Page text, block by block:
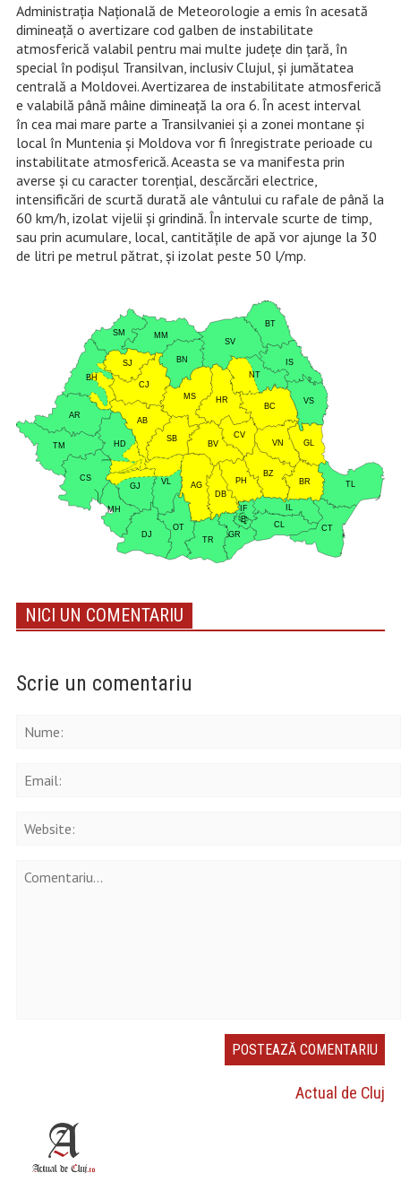
Administrația Națională de Meteorologie a emis în acesată
dimineață o avertizare cod galben de instabilitate
atmosferică valabil pentru mai multe județe din țară, în
special în podișul Transilvan, inclusiv Clujul, și jumătatea
centrală a Moldovei. Avertizarea de instabilitate atmosferică
e valabilă până mâine dimineață la ora 6. În acest interval
în cea mai mare parte a Transilvaniei și a zonei montane și
local în Muntenia și Moldova vor fi înregistrate perioade cu
instabilitate atmosferică. Aceasta se va manifesta prin
averse și cu caracter torențial, descărcări electrice,
intensificări de scurtă durată ale vântului cu rafale de până la
60 km/h, izolat vijelii și grindină. În intervale scurte de timp,
sau prin acumulare, local, cantitățile de apă vor ajunge la 30
de litri pe metrul pătrat, și izolat peste 50 l/mp.
NICI UN COMENTARIU
Scrie un comentariu
Actual de Cluj